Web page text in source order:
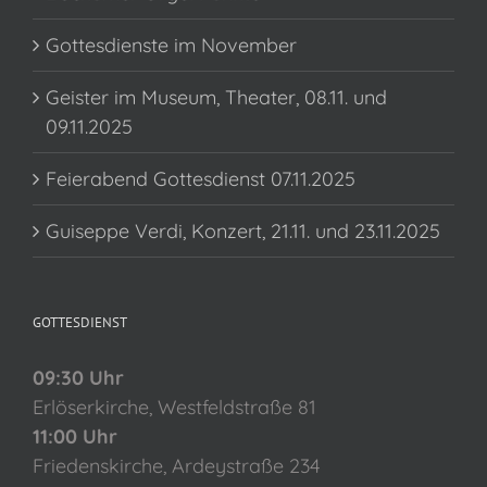
Gottesdienste im November
Geister im Museum, Theater, 08.11. und
09.11.2025
Feierabend Gottesdienst 07.11.2025
Guiseppe Verdi, Konzert, 21.11. und 23.11.2025
GOTTESDIENST
09:30 Uhr
Erlöserkirche, Westfeldstraße 81
11:00 Uhr
Friedenskirche, Ardeystraße 234